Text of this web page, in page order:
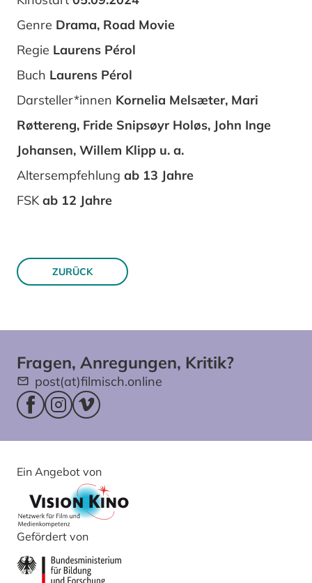
Genre Drama, Road Movie
Regie Laurens Pérol
Buch Laurens Pérol
Darsteller*innen Kornelia Melsæter, Mari
Røttereng, Fride Snipsøyr Holøs, John Inge
Johansen, Willem Klipp u. a.
Altersempfehlung ab 13 Jahre
FSK ab 12 Jahre
ZURÜCK
Fragen, Anregungen, Kritik?
post(at)filmisch.online
Facebookseite (öffnet im neuen Fenster)
Instagram (öffnet im neuen Fenster)
Vimeo (öffnet im neuen Fenster)
Ein Angebot von
Gefördert von